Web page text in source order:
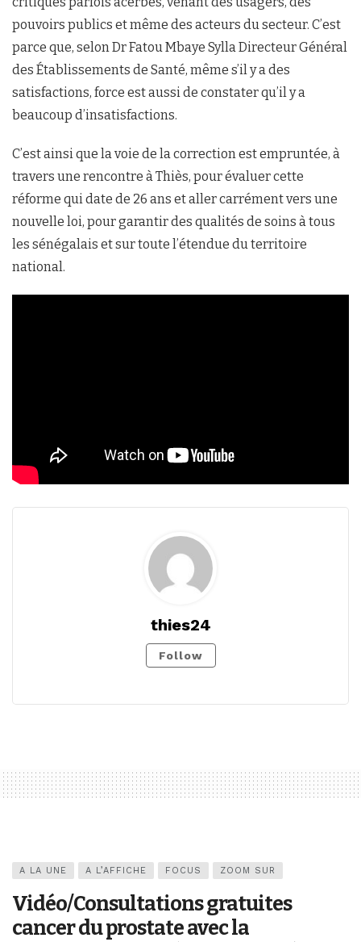
pouvoirs publics et même des acteurs du secteur. C’est
parce que, selon Dr Fatou Mbaye Sylla Directeur Général
des Établissements de Santé, même s’il y a des
satisfactions, force est aussi de constater qu’il y a
beaucoup d’insatisfactions.
C’est ainsi que la voie de la correction est empruntée, à
travers une rencontre à Thiès, pour évaluer cette
réforme qui date de 26 ans et aller carrément vers une
nouvelle loi, pour garantir des qualités de soins à tous
les sénégalais et sur toute l’étendue du territoire
national.
thies24
Follow
A LA UNE A L’AFFICHE FOCUS ZOOM SUR
Vidéo/Consultations gratuites
cancer du prostate avec la